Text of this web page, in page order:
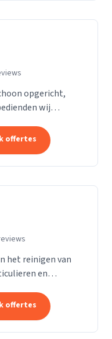
opgericht,
wij
Mannen van
offertes
het reinigen van
en
alle vervuiling...
offertes